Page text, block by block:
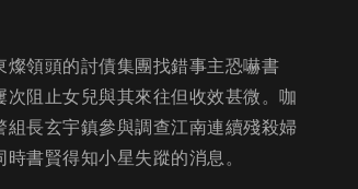
領頭的討債集團找錯事主恐嚇書
阻止女兒與其來往但收效甚微。咖
長玄宇鎮參與調查江南連續殘殺婦
書賢得知小星失蹤的消息。